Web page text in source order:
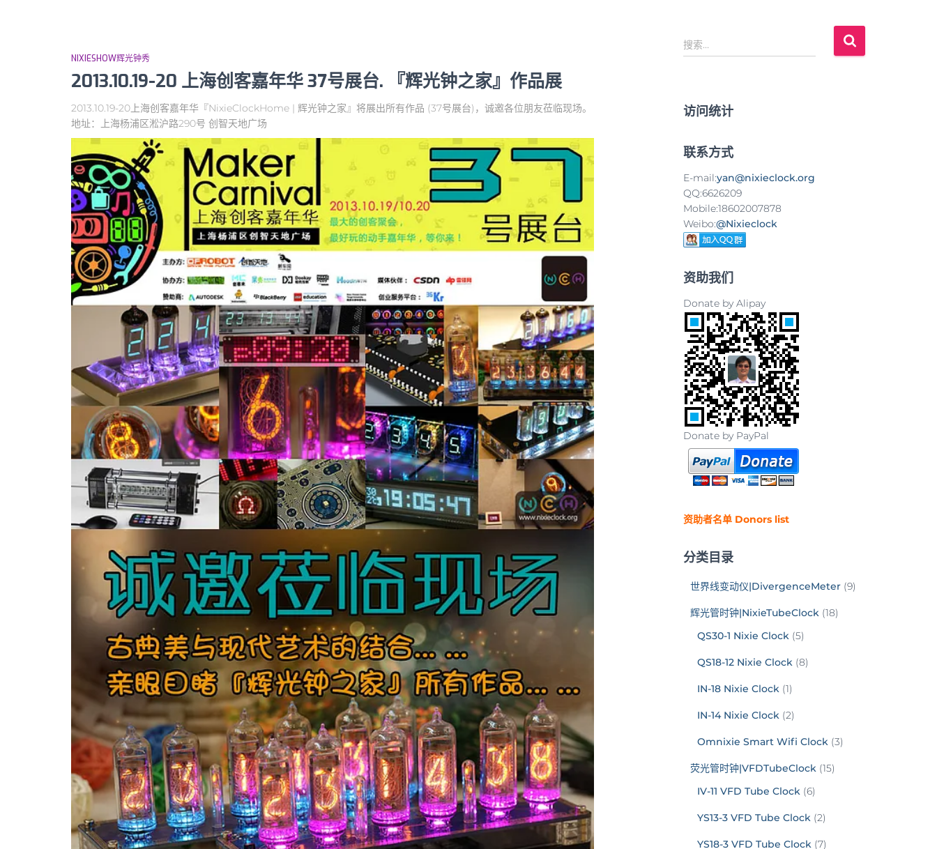
NIXIESHOW辉光钟秀
2013.10.19-20 上海创客嘉年华 37号展台. 『辉光钟之家』作品展
2013.10.19-20上海创客嘉年华『NixieClockHome | 辉光钟之家』将展出所有作品 (37号展台)，诚邀各位朋友莅临现场。
地址：上海杨浦区淞沪路290号 创智天地广场
搜
索
搜索…
访问统计
联系方式
E-mail:yan@nixieclock.org
QQ:6626209
Mobile:18602007878
Weibo:@Nixieclock
资助我们
Donate by Alipay
Donate by PayPal
资助者名单 Donors list
分类目录
世界线变动仪|DivergenceMeter(9)
辉光管时钟|NixieTubeClock(18)
QS30-1 Nixie Clock(5)
QS18-12 Nixie Clock(8)
IN-18 Nixie Clock(1)
IN-14 Nixie Clock(2)
Omnixie Smart Wifi Clock(3)
荧光管时钟|VFDTubeClock(15)
IV-11 VFD Tube Clock(6)
YS13-3 VFD Tube Clock(2)
YS18-3 VFD Tube Clock(7)